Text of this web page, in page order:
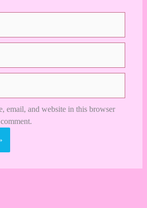
email, and website in this browser